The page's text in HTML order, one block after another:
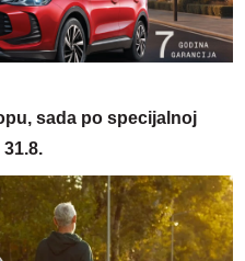
sada po specijalnoj